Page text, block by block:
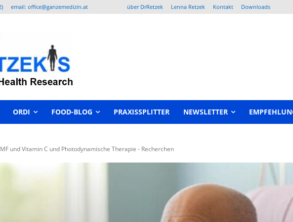
email: office@ganzemedizin.at über DrRetzek Lenna Retzek Kontakt Downloads
ORDI FOOD-BLOG PRAXISSPLITTER NEWSLETTER
und Vitamin C und Photodynamische Therapie - Recherchen